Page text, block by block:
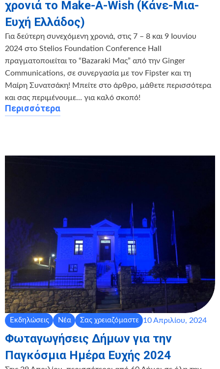
χρονιά το Make-A-Wish (Κάνε-Μια-
Ευχή Ελλάδος)
Για δεύτερη συνεχόμενη χρονιά, στις 7 – 8 και 9 Ιουνίου
2024 στο Stelios Foundation Conference Hall
πραγματοποιείται το “Bazaraki Μας” από την Ginger
Communications, σε συνεργασία με τον Fipster και τη
Μαίρη Συνατσάκη! Μπείτε στο άρθρο, μάθετε περισσότερα
και σας περιμένουμε… για καλό σκοπό!
Περισσότερα
Εκδηλώσεις Νέα Σας χρειαζόμαστε 10 Απριλίου, 2024
Φωταγωγήσεις Δήμων για την
Παγκόσμια Ημέρα Ευχής 2024